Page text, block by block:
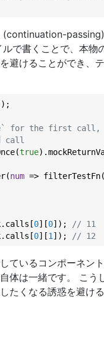
(continuation-
で書くことで、本物
避けることができ、
for the first call,
call
true
num =>
0][0]);
// 11
0][1 ]); // 12
ているコンポーネン
体は一緒です。 こ
たくなる誘惑を避け